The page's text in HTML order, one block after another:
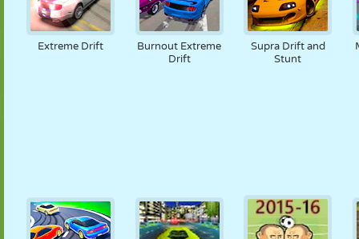
Extreme Drift
Burnout Extreme
Drift
Supra Drift and
Stunt